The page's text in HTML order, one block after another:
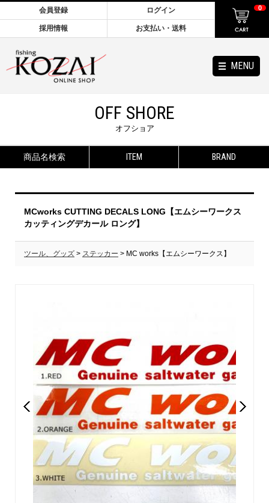
MENU
会員登録 ログイン
採用情報 お支払い・送料
0
OFF SHORE
オフショア
商品名検索 ITEM BRAND
MCworks CUTTING DECALS LONG【エムシーワークス
カッティングデカール ロング】
ツール、グッズ > ステッカー > MC works【エムシーワークス】